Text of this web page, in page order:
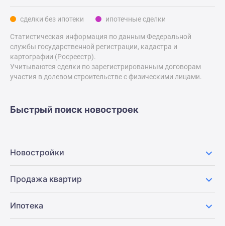
скидками
41%
Видео
360°
новостроек
Rutube
реновации
Москве
Новостройки
сделки без ипотеки ипотечные сделки
Статистическая информация по данным Федеральной
службы государственной регистрации, кадастра и
картографии (Росреестр).
Учитываются сделки по зарегистрированным договорам
участия в долевом строительстве с физическими лицами.
Быстрый поиск новостроек
Новостройки
Продажа квартир
Ипотека